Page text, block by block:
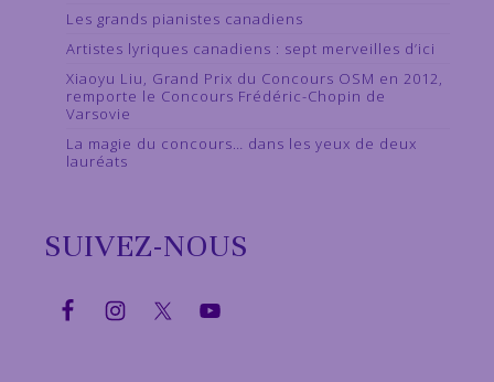
Les grands pianistes canadiens
Artistes lyriques canadiens : sept merveilles d’ici
Xiaoyu Liu, Grand Prix du Concours OSM en 2012,
remporte le Concours Frédéric-Chopin de
Varsovie
La magie du concours… dans les yeux de deux
lauréats
SUIVEZ-NOUS